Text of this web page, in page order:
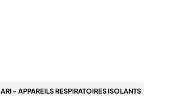
ARI - APPAREILS RESPIRATOIRES ISOLANTS